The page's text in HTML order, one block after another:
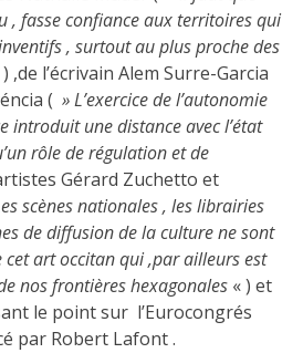
, fasse confiance aux territoires qui
, surtout au plus proche des
) ,de l’écrivain Alem Surre-Garcia
( » L’exercice de l’autonomie
introduit une distance avec l’état
rôle de régulation et de
Gérard Zuchetto et
scènes nationales , les librairies
de diffusion de la culture ne sont
cet art occitan qui ,par ailleurs est
nos frontières hexagonales « ) et
le point sur l’Eurocongrés
par Robert Lafont .